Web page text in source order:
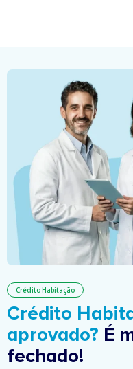
Crédito Habitação
Crédito
aprovado? É
fechado!